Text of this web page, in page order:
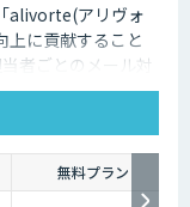
alivorte(アリヴォ
上に貢献すること
者ごとのメール対
視化します。
無料プラン